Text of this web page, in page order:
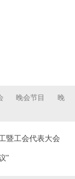
晚会节目
晚
暨工会代表大会
"